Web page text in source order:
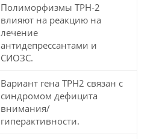
Полиморфизмы TPH-2
влияют на реакцию на
лечение
антидепрессантами и
СИОЗС.
Вариант гена TPH2 связан с
синдромом дефицита
внимания/
гиперактивности.